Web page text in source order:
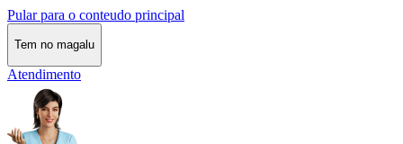
Pular para o conteudo principal
Tem no magalu
Atendimento